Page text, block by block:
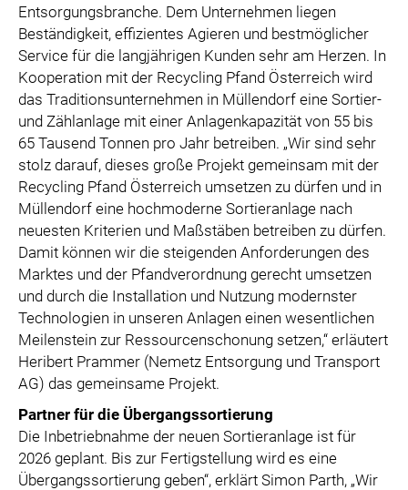
Entsorgungsbranche. Dem Unternehmen liegen
Beständigkeit, effizientes Agieren und bestmöglicher
Service für die langjährigen Kunden sehr am Herzen. In
Kooperation mit der Recycling Pfand Österreich wird
das Traditionsunternehmen in Müllendorf eine Sortier-
und Zählanlage mit einer Anlagenkapazität von 55 bis
65 Tausend Tonnen pro Jahr betreiben. „Wir sind sehr
stolz darauf, dieses große Projekt gemeinsam mit der
Recycling Pfand Österreich umsetzen zu dürfen und in
Müllendorf eine hochmoderne Sortieranlage nach
neuesten Kriterien und Maßstäben betreiben zu dürfen.
Damit können wir die steigenden Anforderungen des
Marktes und der Pfandverordnung gerecht umsetzen
und durch die Installation und Nutzung modernster
Technologien in unseren Anlagen einen wesentlichen
Meilenstein zur Ressourcenschonung setzen,“ erläutert
Heribert Prammer (Nemetz Entsorgung und Transport
AG) das gemeinsame Projekt.
Partner für die Übergangssortierung
Die Inbetriebnahme der neuen Sortieranlage ist für
2026 geplant. Bis zur Fertigstellung wird es eine
Übergangssortierung geben“, erklärt Simon Parth, „Wir